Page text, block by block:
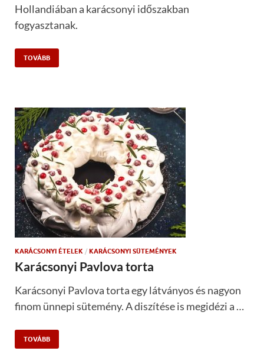
Hollandiában a karácsonyi időszakban
fogyasztanak.
TOVÁBB
KARÁCSONYI ÉTELEK / KARÁCSONYI SÜTEMÉNYEK
Karácsonyi Pavlova torta
Karácsonyi Pavlova torta egy látványos és nagyon
finom ünnepi sütemény. A diszítése is megidézi a …
TOVÁBB